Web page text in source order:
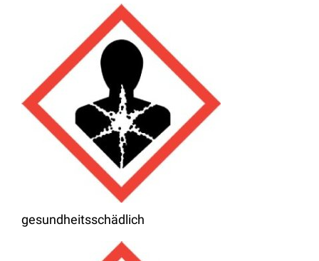
gesundheitsschädlich